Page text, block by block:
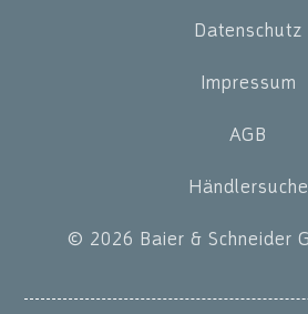
Datenschutz
Impressum
AGB
Händlersuche
© 2026 Baier & Schneider